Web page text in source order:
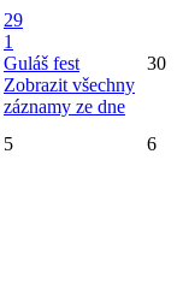
29
1
Guláš fest
Zobrazit všechny
záznamy ze dne
30
5 6